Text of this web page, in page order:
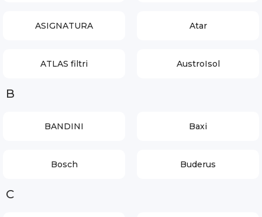
ASIGNATURA Atar
ATLAS filtri AustroIsol
B
BANDINI Baxi
Bosch Buderus
C